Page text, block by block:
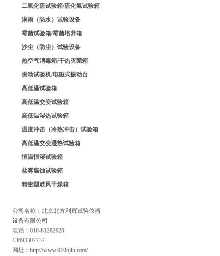
二氧化硫试验箱/硫化氢试验箱
淋雨（防水）试验设备
霉菌试验箱/霉菌培养箱
沙尘（防尘）试验设备
热空气消毒箱/干热灭菌箱
振动试验机/电磁式振动台
高低温试验箱
高低温交变试验箱
高低温湿热试验箱
温度冲击（冷热冲击）试验箱
高低温交变湿热试验箱
恒温恒湿试验箱
盐雾腐蚀试验箱
精密型鼓风干燥箱
公司名称：北京北方利辉试验仪器
设备有限公司
电话：010-81282620
13693307737
网址： http://www.010bjlh.com/